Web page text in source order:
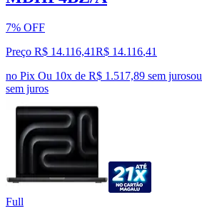
7% OFF
Preço R$ 14.116,41R$ 14.116,41
no Pix Ou 10x de R$ 1.517,89 sem jurosou
sem juros
Full